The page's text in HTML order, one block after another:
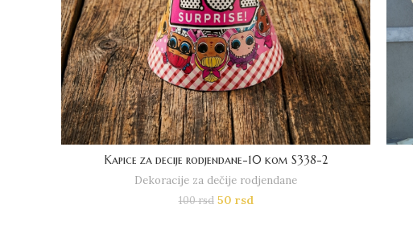
Kapice za decije rodjendane-10 kom S338-2
Dekoracije za dečije rodjendane
100rsd 50 rsd